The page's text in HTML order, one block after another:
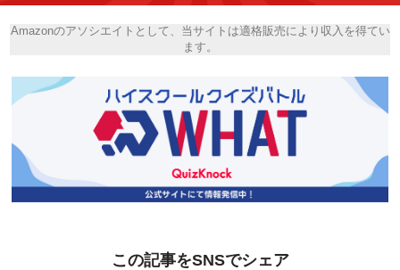
Amazonのアソシエイトとして、当サイトは適格販売により収入を得てい
ます。
この記事をSNSでシェア